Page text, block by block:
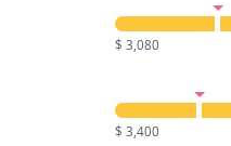
$ 3,080
$ 3,400